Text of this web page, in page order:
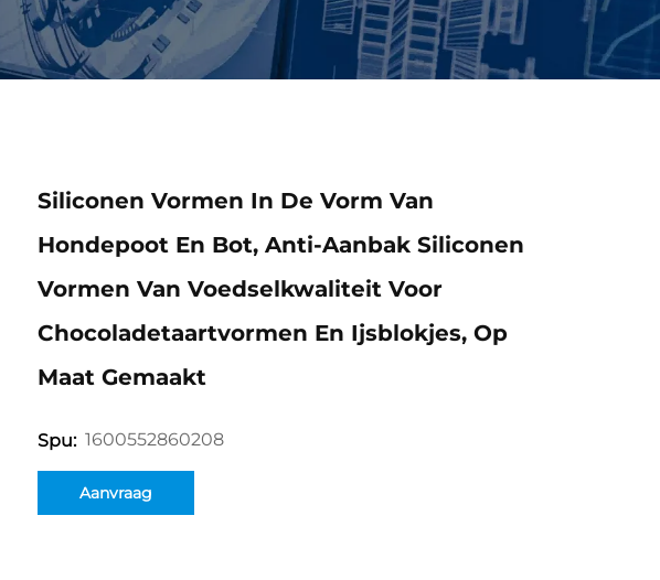
Siliconen Vormen In De Vorm Van
Hondepoot En Bot, Anti-Aanbak Siliconen
Vormen Van Voedselkwaliteit Voor
Chocoladetaartvormen En Ijsblokjes, Op
Maat Gemaakt
Spu: 1600552860208
Aanvraag